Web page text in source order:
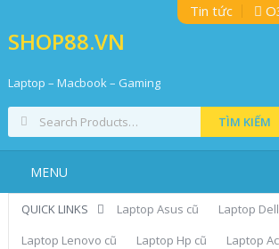
Tin tức
SHOP88.VN
Laptop – Macbook – Gaming
TÌM KIẾM
MENU
QUICK LINKS Laptop Asus cũ
Laptop
Laptop Lenovo cũ
Laptop Hp cũ Laptop